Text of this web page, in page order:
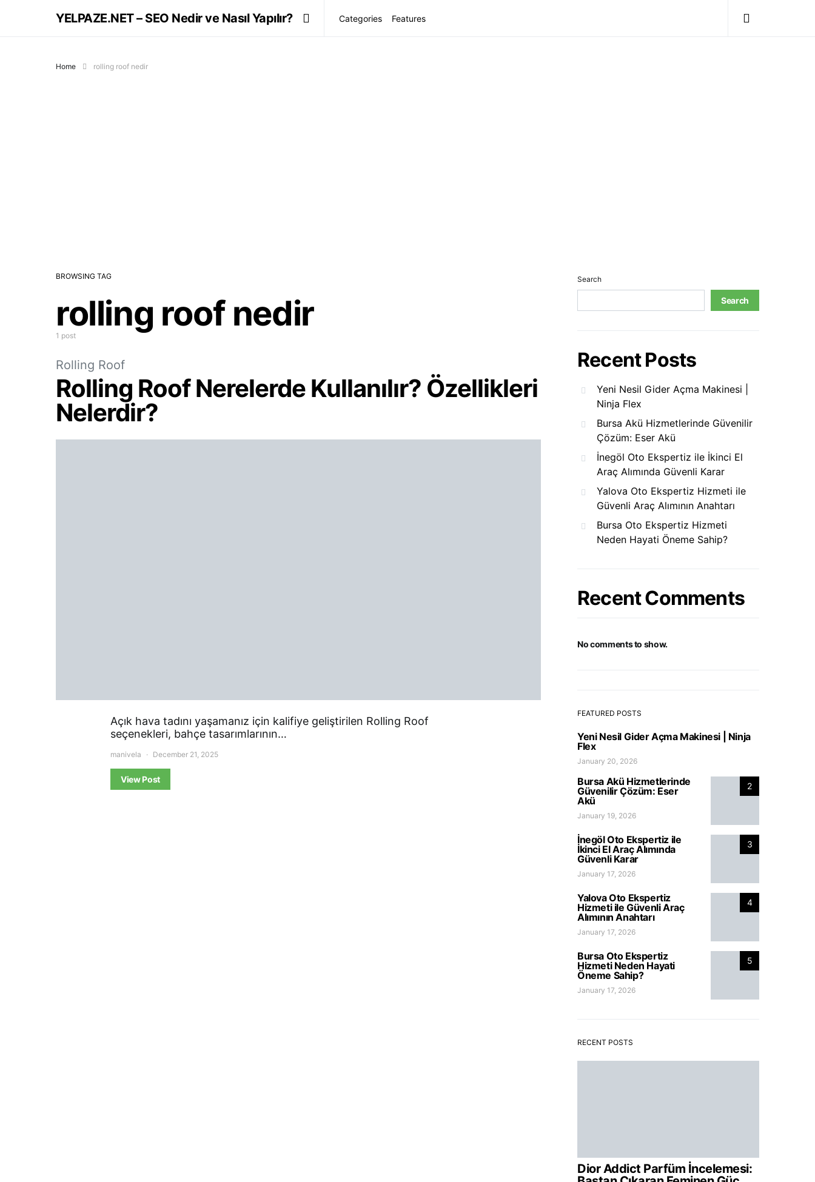
YELPAZE.NET – SEO Nedir ve Nasıl Yapılır? Categories Features
Home rolling roof nedir
BROWSING TAG
rolling roof nedir
1 post
Rolling Roof
Rolling Roof Nerelerde Kullanılır? Özellikleri
Nelerdir?
Açık hava tadını yaşamanız için kalifiye geliştirilen Rolling Roof
seçenekleri, bahçe tasarımlarının…
manivela December 21, 2025
View Post
Search
Search
Recent Posts
Yeni Nesil Gider Açma Makinesi |
Ninja Flex
Bursa Akü Hizmetlerinde Güvenilir
Çözüm: Eser Akü
İnegöl Oto Ekspertiz ile İkinci El
Araç Alımında Güvenli Karar
Yalova Oto Ekspertiz Hizmeti ile
Güvenli Araç Alımının Anahtarı
Bursa Oto Ekspertiz Hizmeti
Neden Hayati Öneme Sahip?
Recent Comments
No comments to show.
FEATURED POSTS
Yeni Nesil Gider Açma Makinesi | Ninja
Flex
January 20, 2026
2
Bursa Akü Hizmetlerinde
Güvenilir Çözüm: Eser
Akü
January 19, 2026
3
İnegöl Oto Ekspertiz ile
İkinci El Araç Alımında
Güvenli Karar
January 17, 2026
4
Yalova Oto Ekspertiz
Hizmeti ile Güvenli Araç
Alımının Anahtarı
January 17, 2026
5
Bursa Oto Ekspertiz
Hizmeti Neden Hayati
Öneme Sahip?
January 17, 2026
RECENT POSTS
Dior Addict Parfüm İncelemesi: